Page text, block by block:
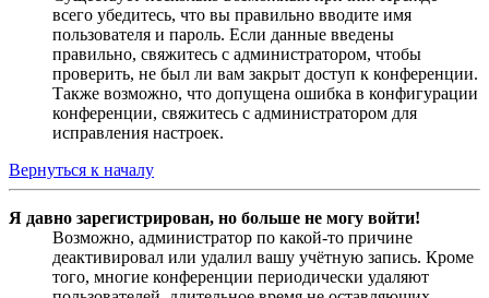
всего убедитесь, что вы правильно вводите имя
пользователя и пароль. Если данные введены
правильно, свяжитесь с администратором, чтобы
проверить, не был ли вам закрыт доступ к конференции.
Также возможно, что допущена ошибка в конфигурации
конференции, свяжитесь с администратором для
исправления настроек.
Вернуться к началу
Я давно зарегистрирован, но больше не могу войти!
Возможно, администратор по какой-то причине
деактивировал или удалил вашу учётную запись. Кроме
того, многие конференции периодически удаляют